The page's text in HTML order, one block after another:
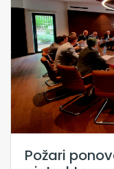
Požari